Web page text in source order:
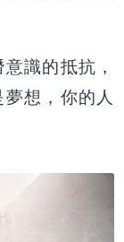
識的抵抗，
想，你的人